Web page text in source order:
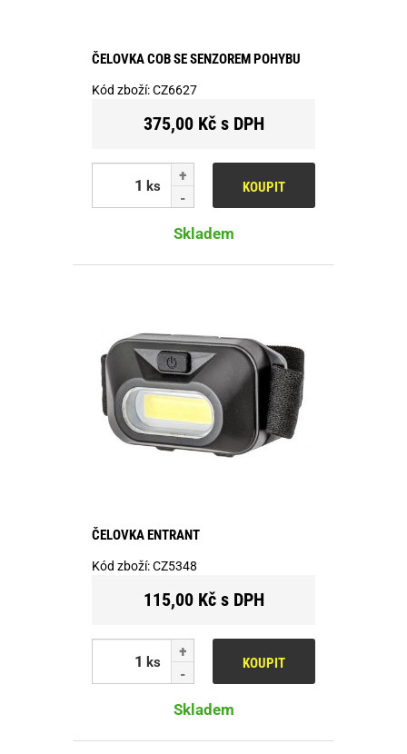
ČELOVKA COB SE SENZOREM POHYBU
Kód zboží:CZ6627
375,00 Kč s DPH
ks KOUPIT
Skladem
ČELOVKA ENTRANT
Kód zboží:CZ5348
115,00 Kč s DPH
ks KOUPIT
Skladem